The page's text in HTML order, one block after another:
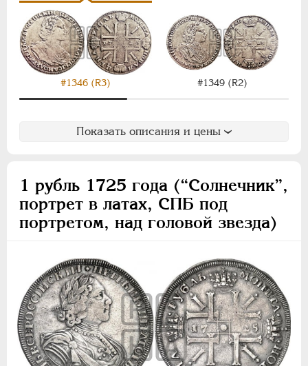
#1346 (R3) #1349 (R2)
Показать описания и цены
1 рубль 1725 года (“Солнечник”,
портрет в латах, СПБ под
портретом, над головой звезда)